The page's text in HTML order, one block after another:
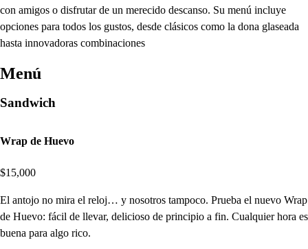
con amigos o disfrutar de un merecido descanso. Su menú incluye
opciones para todos los gustos, desde clásicos como la dona glaseada
hasta innovadoras combinaciones
Menú
Sandwich
Wrap de Huevo
$15,000
El antojo no mira el reloj… y nosotros tampoco. Prueba el nuevo Wrap
de Huevo: fácil de llevar, delicioso de principio a fin. Cualquier hora es
buena para algo rico.